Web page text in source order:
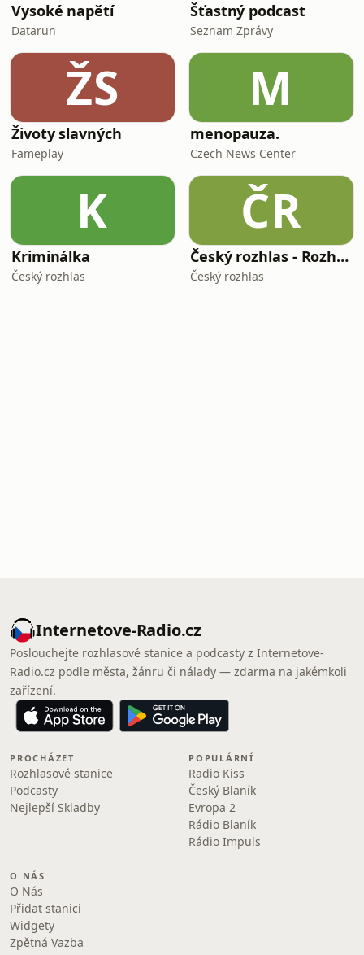
Vysoké napětí
Datarun
Šťastný podcast
Seznam Zprávy
ŽS
Životy slavných
Fameplay
M
menopauza.
Czech News Center
K
Kriminálka
Český rozhlas
ČR
Český rozhlas - Rozhovory
Český rozhlas
Internetove-Radio.cz
Poslouchejte rozhlasové stanice a podcasty z Internetove-
Radio.cz podle města, žánru či nálady — zdarma na jakémkoli
zařízení.
PROCHÁZET
Rozhlasové stanice
Podcasty
Nejlepší Skladby
POPULÁRNÍ
Radio Kiss
Český Blaník
Evropa 2
Rádio Blaník
Rádio Impuls
O NÁS
O Nás
Přidat stanici
Widgety
Zpětná Vazba